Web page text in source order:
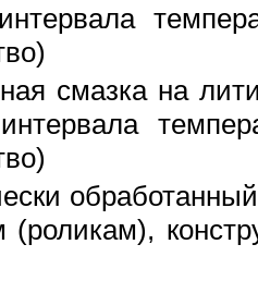
смазка на
(роликам),